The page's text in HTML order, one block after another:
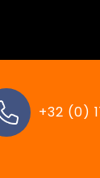
+32 (0)